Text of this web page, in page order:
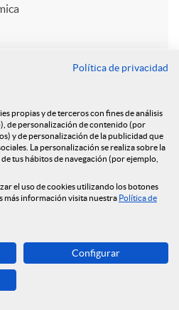
de Caja de
se llenan
y
Política de privacidad
propias y de terceros con fines de análisis
de personalización de contenido (por
y de personalización de la publicidad que
La personalización se realiza sobre la
tus hábitos de navegación (por ejemplo,
el uso de cookies utilizando los botones
más información visita nuestra Política de
Configurar